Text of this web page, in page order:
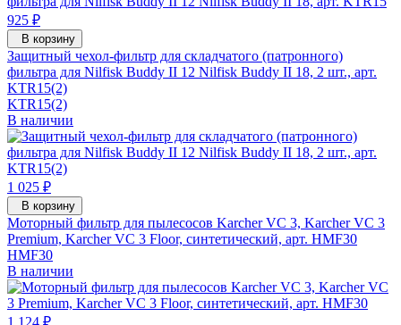
925 ₽
В корзину
Защитный чехол-фильтр для складчатого (патронного)
фильтра для Nilfisk Buddy II 12 Nilfisk Buddy II 18, 2 шт., арт.
KTR15(2)
KTR15(2)
В наличии
1 025 ₽
В корзину
Моторный фильтр для пылесосов Karcher VC 3, Karcher VC 3
Premium, Karcher VC 3 Floor, синтетический, арт. HMF30
HMF30
В наличии
1 124 ₽